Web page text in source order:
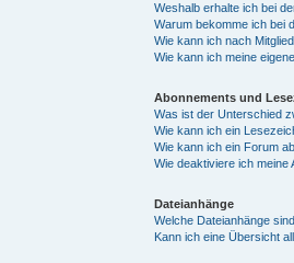
Weshalb erhalte ich bei
Warum bekomme ich bei
Wie kann ich nach
Wie kann ich meine
Abonnements und
Was ist der Unterschied
Wie kann ich ein
Wie kann ich ein Forum
Wie deaktiviere ich meine
Dateianhänge
Welche Dateianhänge
Kann ich eine Übersicht